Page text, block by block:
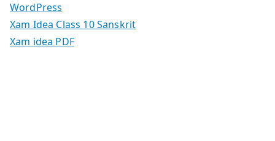
WordPress
Xam Idea Class 10 Sanskrit
Xam idea PDF